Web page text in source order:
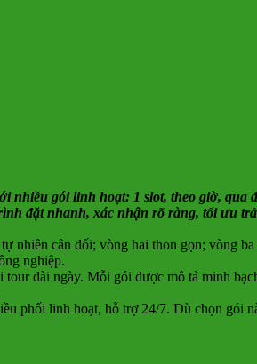
gói linh hoạt: 1 slot, theo giờ, qua
đặt nhanh, xác nhận rõ ràng, tối ưu
cân đối; vòng hai thon gọn; vòng
nghiệp.
dài ngày. Mỗi gói được mô tả minh
phối linh hoạt, hỗ trợ 24/7. Dù chọn gói